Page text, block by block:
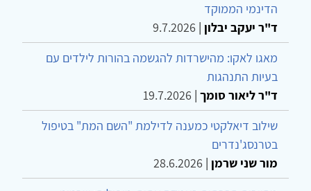
הדינמי הממוקד
ד"ר יעקב יבלון |
9.7.2026
מאגו לאקו: מהישרדות להגשמה בהורות לילדים עם
בעיות התנהגות
ד"ר ליאור סומך |
19.7.2026
שילוב דיאלקטי כמענה לדילמת "השם המת" בטיפול
בטרנסג'נדרים
מור שני שרמן |
28.6.2026